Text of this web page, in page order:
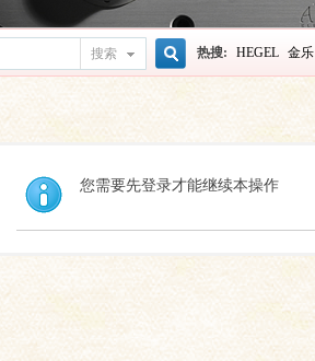
搜索
搜
索
热搜: HEGEL 金乐
您需要先登录才能继续本操作